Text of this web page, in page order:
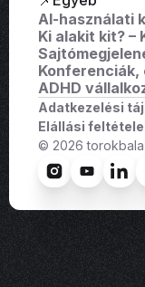
AI-használati
Ki alakit kit? –
Konferenciák,
ADHD
Adatkezelési
Elállási
© 2026